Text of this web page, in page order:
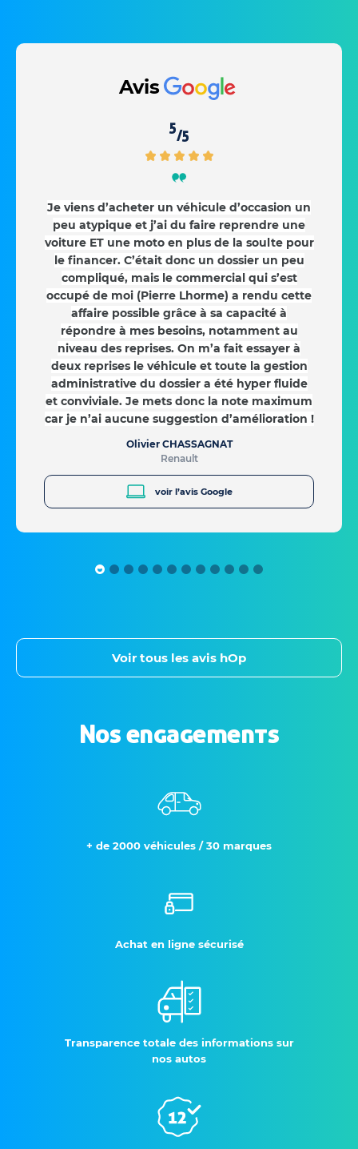
Avis
5/5
Je viens d’acheter un véhicule d’occasion un
peu atypique et j’ai du faire reprendre une
voiture ET une moto en plus de la soulte pour
le financer. C’était donc un dossier un peu
compliqué, mais le commercial qui s’est
occupé de moi (Pierre Lhorme) a rendu cette
affaire possible grâce à sa capacité à
répondre à mes besoins, notamment au
niveau des reprises. On m’a fait essayer à
deux reprises le véhicule et toute la gestion
administrative du dossier a été hyper fluide
et conviviale. Je mets donc la note maximum
car je n’ai aucune suggestion d’amélioration !
Olivier CHASSAGNAT
Renault
voir l’avis Google
Voir tous les avis hOp
Nos engagements
+ de 2000 véhicules / 30 marques
Achat en ligne sécurisé
Transparence totale des informations sur
nos autos